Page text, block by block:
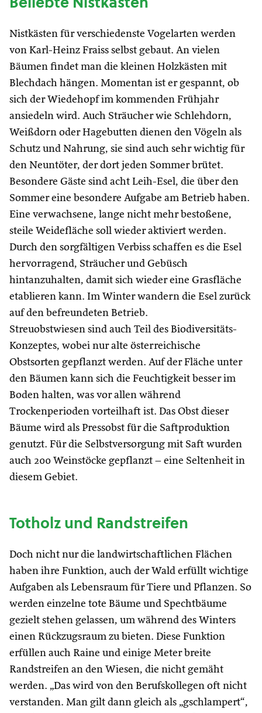
Nistkästen für verschiedenste Vogelarten werden
von Karl-Heinz Fraiss selbst gebaut. An vielen
Bäumen findet man die kleinen Holzkästen mit
Blechdach hängen. Momentan ist er gespannt, ob
sich der Wiedehopf im kommenden Frühjahr
ansiedeln wird. Auch Sträucher wie Schlehdorn,
Weißdorn oder Hagebutten dienen den Vögeln als
Schutz und Nahrung, sie sind auch sehr wichtig für
den Neuntöter, der dort jeden Sommer brütet.
Besondere Gäste sind acht Leih-Esel, die über den
Sommer eine besondere Aufgabe am Betrieb haben.
Eine verwachsene, lange nicht mehr bestoßene,
steile Weidefläche soll wieder aktiviert werden.
Durch den sorgfältigen Verbiss schaffen es die Esel
hervorragend, Sträucher und Gebüsch
hintanzuhalten, damit sich wieder eine Grasfläche
etablieren kann. Im Winter wandern die Esel zurück
auf den befreundeten Betrieb.
Streuobstwiesen sind auch Teil des Biodiversitäts-
Konzeptes, wobei nur alte österreichische
Obstsorten gepflanzt werden. Auf der Fläche unter
den Bäumen kann sich die Feuchtigkeit besser im
Boden halten, was vor allen während
Trockenperioden vorteilhaft ist. Das Obst dieser
Bäume wird als Pressobst für die Saftproduktion
genutzt. Für die Selbstversorgung mit Saft wurden
auch 200 Weinstöcke gepflanzt – eine Seltenheit in
diesem Gebiet.
Totholz und Randstreifen
Doch nicht nur die landwirtschaftlichen Flächen
haben ihre Funktion, auch der Wald erfüllt wichtige
Aufgaben als Lebensraum für Tiere und Pflanzen. So
werden einzelne tote Bäume und Spechtbäume
gezielt stehen gelassen, um während des Winters
einen Rückzugsraum zu bieten. Diese Funktion
erfüllen auch Raine und einige Meter breite
Randstreifen an den Wiesen, die nicht gemäht
werden. „Das wird von den Berufskollegen oft nicht
verstanden. Man gilt dann gleich als „gschlampert“,